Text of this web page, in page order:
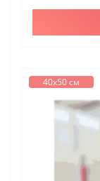
40х50 см